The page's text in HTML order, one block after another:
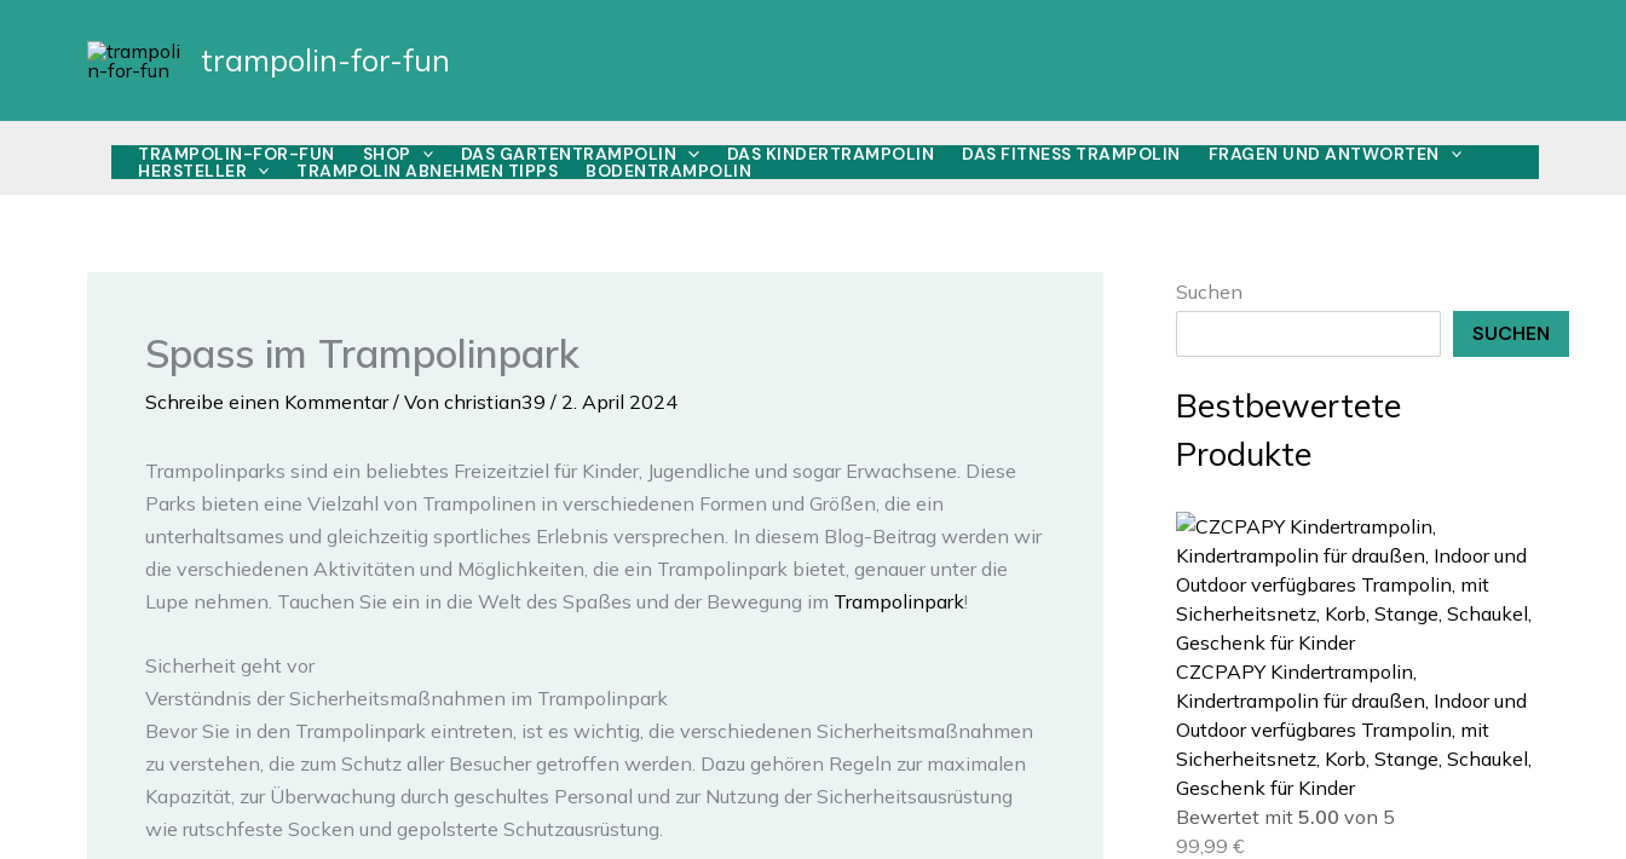
trampolin-for-fun
TRAMPOLIN-FOR-FUN SHOP DAS GARTENTRAMPOLIN DAS KINDERTRAMPOLIN DAS FITNESS TRAMPOLIN FRAGEN UND ANTWORTEN
HERSTELLER TRAMPOLIN ABNEHMEN TIPPS BODENTRAMPOLIN
Spass im Trampolinpark
Schreibe einen Kommentar / Von christian39 / 2. April 2024
Trampolinparks sind ein beliebtes Freizeitziel für Kinder, Jugendliche und sogar Erwachsene. Diese
Parks bieten eine Vielzahl von Trampolinen in verschiedenen Formen und Größen, die ein
unterhaltsames und gleichzeitig sportliches Erlebnis versprechen. In diesem Blog-Beitrag werden wir
die verschiedenen Aktivitäten und Möglichkeiten, die ein Trampolinpark bietet, genauer unter die
Lupe nehmen. Tauchen Sie ein in die Welt des Spaßes und der Bewegung im Trampolinpark!
Sicherheit geht vor
Verständnis der Sicherheitsmaßnahmen im Trampolinpark
Bevor Sie in den Trampolinpark eintreten, ist es wichtig, die verschiedenen Sicherheitsmaßnahmen
zu verstehen, die zum Schutz aller Besucher getroffen werden. Dazu gehören Regeln zur maximalen
Kapazität, zur Überwachung durch geschultes Personal und zur Nutzung der Sicherheitsausrüstung
wie rutschfeste Socken und gepolsterte Schutzausrüstung.
Suchen
SUCHEN
Bestbewertete
Produkte
CZCPAPY Kindertrampolin,
Kindertrampolin für draußen, Indoor und
Outdoor verfügbares Trampolin, mit
Sicherheitsnetz, Korb, Stange, Schaukel,
Geschenk für Kinder
Bewertet mit 5.00 von 5
99,99 €